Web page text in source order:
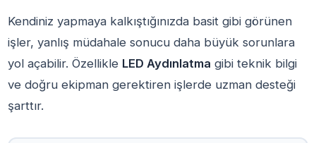
Kendiniz yapmaya kalkıştığınızda basit gibi görünen
işler, yanlış müdahale sonucu daha büyük sorunlara
yol açabilir. Özellikle LED Aydınlatma gibi teknik bilgi
ve doğru ekipman gerektiren işlerde uzman desteği
şarttır.